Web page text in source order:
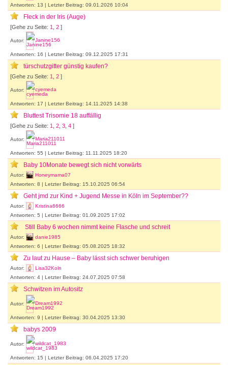
Antworten: 13 | Letzter Beitrag: 09.01.2026 10:04
Fleck in der Iris (Auge)
[Gehe zu Seite: 1 2 ]
Autor: Janine156
Antworten: 16 | Letzter Beitrag: 09.12.2025 17:31
türschutzgitter günstig kaufen?
[Gehe zu Seite: 1 2 ]
Autor: cyemeda
Antworten: 17 | Letzter Beitrag: 14.11.2025 14:38
Bluttest Trisomie 18 auffällig
[Gehe zu Seite: 1 2 3 4 ]
Autor: Maria211011
Antworten: 55 | Letzter Beitrag: 11.11.2025 18:20
Baby 10Monate bewegt sich nicht vorwärts
Autor:
Honeymama07
Antworten: 8 | Letzter Beitrag: 15.10.2025 06:54
Geht jmd zur Kind + Jugend Messe in Köln im September??
Autor:
Kristina6666
Antworten: 5 | Letzter Beitrag: 01.09.2025 17:02
Still Baby 6 wochen nimmt keine Flasche und schreit
Autor:
danie1985
Antworten: 6 | Letzter Beitrag: 05.08.2025 18:32
Zu laut zu Hause – Baby lässt sich schwer beruhigen
Autor:
Lisa32Koln
Antworten: 4 | Letzter Beitrag: 24.07.2025 07:58
Schwitzen im Autositz
Autor: Dream1992
Antworten: 9 | Letzter Beitrag: 30.04.2025 13:30
babys 2009
Autor: wildcat_1983
Antworten: 15 | Letzter Beitrag: 06.04.2025 17:20